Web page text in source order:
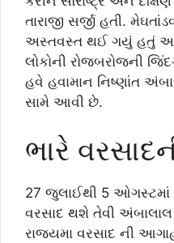
તારાજી સર્જી હતી.
અસ્તવસ્ત થઈ ગયું હતું
લોકોની રોજબરોજની
હવે હવામાન નિષ્ણાંત
સામે આવી છે.
ભારે
27 જુલાઈથી 5 ઓગસ્ટમાં
વરસાદ થશે તેવી
રાજયમા વરસાદ ની